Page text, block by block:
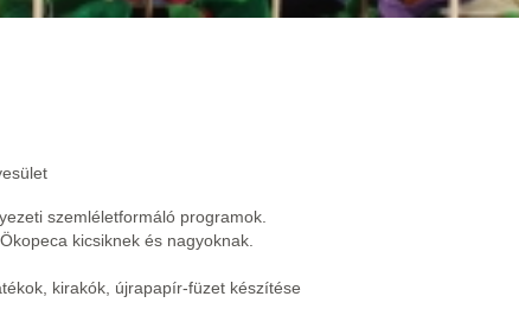
szemléletformáló programok.
kicsiknek és nagyoknak.
kirakók, újrapapír-füzet készítése